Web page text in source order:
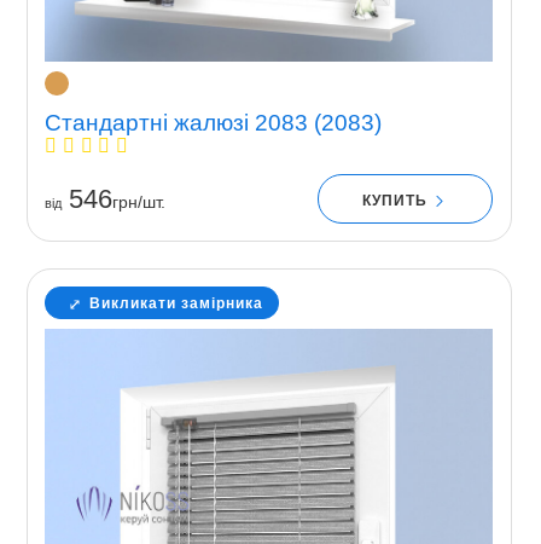
Стандартні жалюзі 2083 (2083)
вiд546грн/шт. КУПИТЬ
Викликати замірника